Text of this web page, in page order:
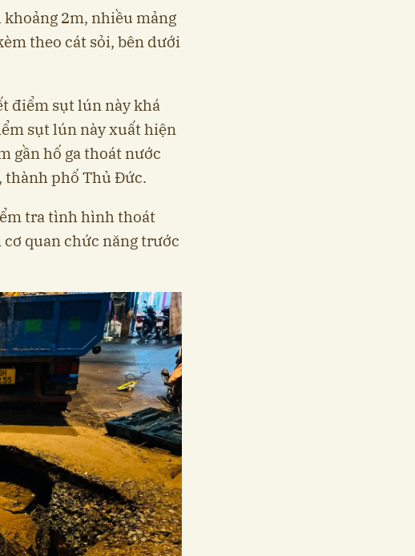
2m, nhiều mảng
theo cát sỏi, bên dưới
điểm sụt lún này khá
sụt lún này xuất hiện
gần hố ga thoát nước
thành phố Thủ Đức.
tra tình hình thoát
quan chức năng trước